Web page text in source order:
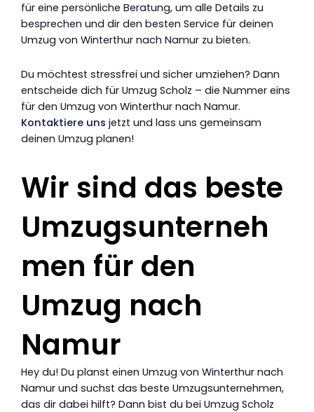
für eine persönliche Beratung, um alle Details zu
besprechen und dir den besten Service für deinen
Umzug von Winterthur nach Namur zu bieten.
Du möchtest stressfrei und sicher umziehen? Dann
entscheide dich für Umzug Scholz – die Nummer eins
für den Umzug von Winterthur nach Namur.
Kontaktiere uns jetzt und lass uns gemeinsam
deinen Umzug planen!
Wir sind das beste
Umzugsunterneh
men für den
Umzug nach
Namur
Hey du! Du planst einen Umzug von Winterthur nach
Namur und suchst das beste Umzugsunternehmen,
das dir dabei hilft? Dann bist du bei Umzug Scholz